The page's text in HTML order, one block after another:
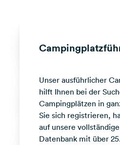
Facebook
Instagram
Unser ausführlicher
hilft Ihnen bei der
Campingplätzen in
Sie sich registrieren,
auf unsere
Datenbank mit über